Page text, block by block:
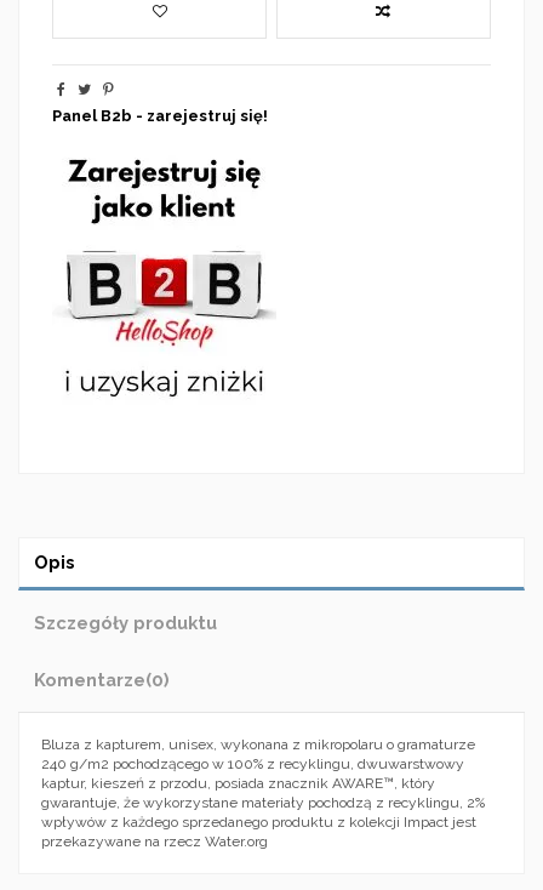
Panel B2b - zarejestruj się!
Opis
Szczegóły produktu
Komentarze(0)
Bluza z kapturem, unisex, wykonana z mikropolaru o gramaturze
240 g/m2 pochodzącego w 100% z recyklingu, dwuwarstwowy
kaptur, kieszeń z przodu, posiada znacznik AWARE™, który
gwarantuje, że wykorzystane materiały pochodzą z recyklingu, 2%
wpływów z każdego sprzedanego produktu z kolekcji Impact jest
przekazywane na rzecz Water.org